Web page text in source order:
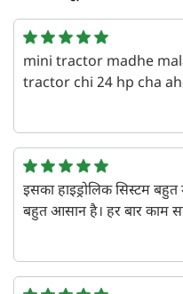
mini tractor madhe
tractor chi 24 hp cha
uchalnyachi shyamata
tractor mala khup
एक वर्ष पहले | Shubham E
इसका हाइड्रोलिक सिस्टम
बहुत आसान है। हर बार काम